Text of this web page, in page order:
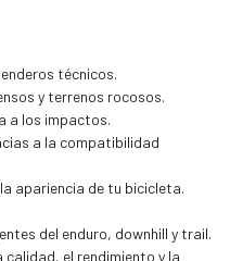
técnicos.
y terrenos rocosos.
a los impactos.
a la compatibilidad
apariencia de tu bicicleta.
del enduro, downhill y trail.
el rendimiento y la